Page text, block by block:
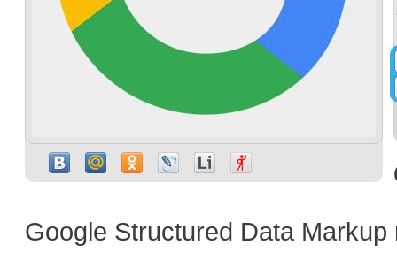
Google Structured Data Markup